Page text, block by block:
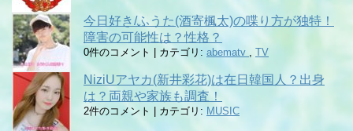
今日好き/ふうた(酒寄楓太)の喋り方が独特！
障害の可能性は？性格？
0件のコメント カテゴリ: abematv , TV
NiziUアヤカ(新井彩花)は在日韓国人？出身
は？両親や家族も調査！
2件のコメント カテゴリ: MUSIC